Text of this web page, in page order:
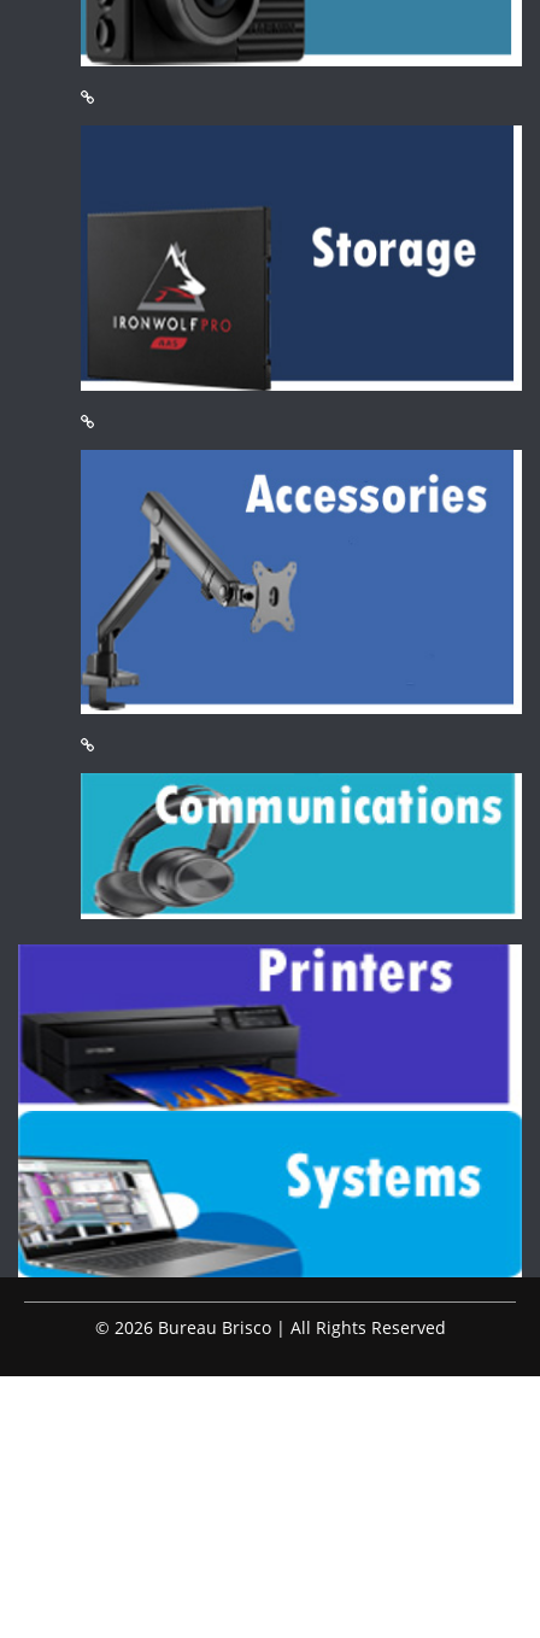
© 2026 Bureau Brisco | All Rights Reserved